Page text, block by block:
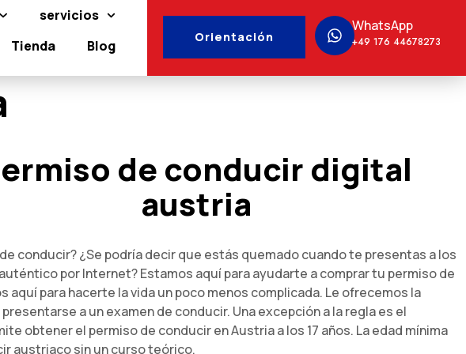
servicios
Tienda
Blog
Orientación
WhatsApp
+49 176 44678273
de conducir digital
austria
conducir? ¿Se podría decir que estás quemado cuando te presentas a los
por Internet? Estamos aquí para ayudarte a comprar tu permiso de
para hacerte la vida un poco menos complicada. Le ofrecemos la
a un examen de conducir. Una excepción a la regla es el
obtener el permiso de conducir en Austria a los 17 años. La edad mínima
austriaco sin un curso teórico.